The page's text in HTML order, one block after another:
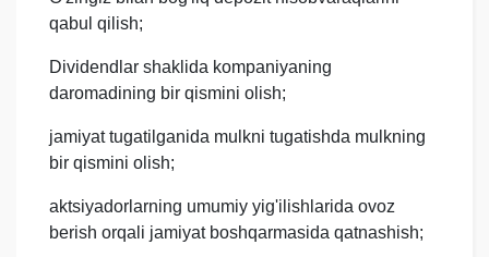
qabul qilish;
Dividendlar shaklida kompaniyaning
daromadining bir qismini olish;
jamiyat tugatilganida mulkni tugatishda mulkning
bir qismini olish;
aktsiyadorlarning umumiy yig'ilishlarida ovoz
berish orqali jamiyat boshqarmasida qatnashish;